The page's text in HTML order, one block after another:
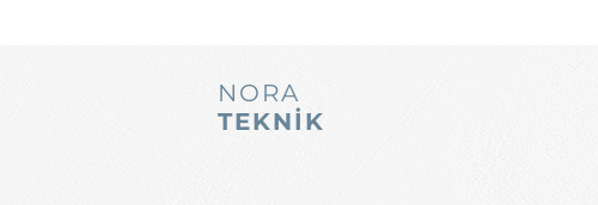
NORA
TEKNİK